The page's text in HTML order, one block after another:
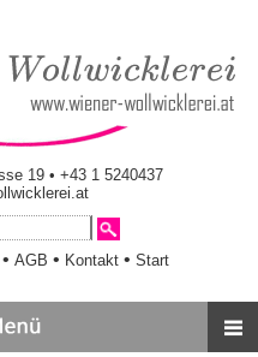
19 • +43 1 5240437
•AGB • Kontakt •Start